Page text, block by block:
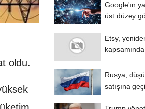
oldu.
Google'ın
üst düzey
Etsy,
Rusya,
satışına